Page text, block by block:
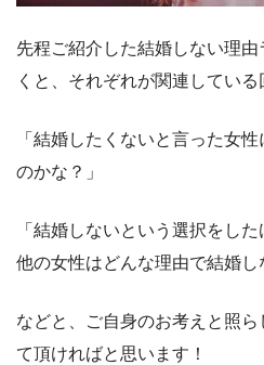
先程ご紹介した結婚しない理
くと、それぞれが関連している
「結婚したくないと言った女
のかな？」
「結婚しないという選択をし
他の女性はどんな理由で結婚し
などと、ご自身のお考えと照
て頂ければと思います！